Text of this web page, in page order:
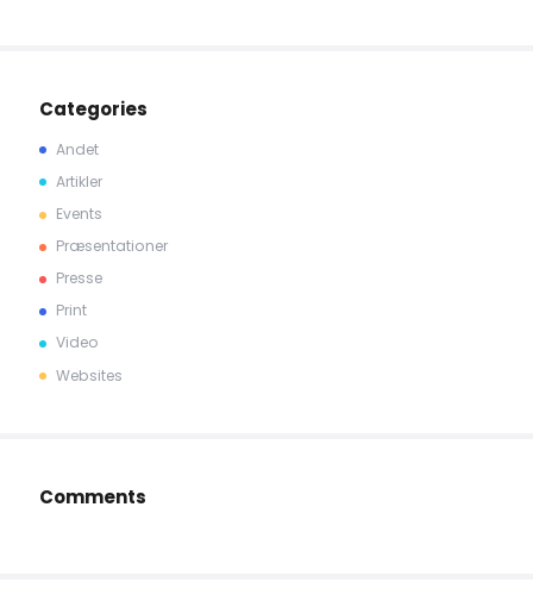
Categories
Andet
Artikler
Events
Præsentationer
Presse
Print
Video
Websites
Comments